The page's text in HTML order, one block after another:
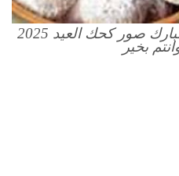
صور تهنئة عيد الأضحى المبارك صور كحك العيد 2025
بخير